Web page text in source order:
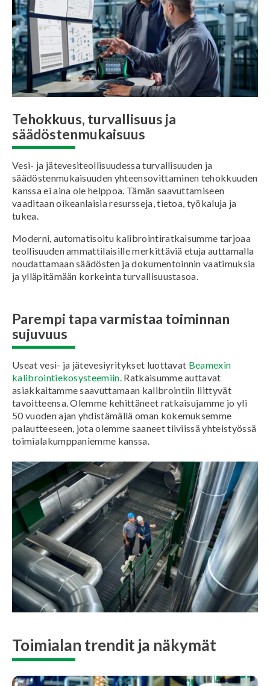
Tehokkuus, turvallisuus ja
säädöstenmukaisuus
Vesi- ja jätevesiteollisuudessa turvallisuuden ja
säädöstenmukaisuuden yhteensovittaminen tehokkuuden
kanssa ei aina ole helppoa. Tämän saavuttamiseen
vaaditaan oikeanlaisia resursseja, tietoa, työkaluja ja
tukea.
Moderni, automatisoitu kalibrointiratkaisumme tarjoaa
teollisuuden ammattilaisille merkittäviä etuja auttamalla
noudattamaan säädösten ja dokumentoinnin vaatimuksia
ja ylläpitämään korkeinta turvallisuustasoa.
Parempi tapa varmistaa toiminnan
sujuvuus
Useat vesi- ja jätevesiyritykset luottavat Beamexin
kalibrointiekosysteemiin . Ratkaisumme auttavat
asiakkaitamme saavuttamaan kalibrointiin liittyvät
tavoitteensa. Olemme kehittäneet ratkaisujamme jo yli
50 vuoden ajan yhdistämällä oman kokemuksemme
palautteeseen, jota olemme saaneet tiiviissä yhteistyössä
toimialakumppaniemme kanssa.
Toimialan trendit ja näkymät